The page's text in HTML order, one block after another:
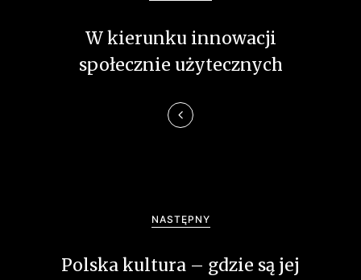
W kierunku innowacji
społecznie użytecznych
NASTĘPNY
Polska kultura – gdzie są jej